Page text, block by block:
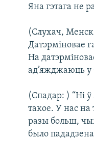
Яна гэтага не
(Слухач, Менск:
Датэрміновае
На
ад’яжджаюць у
(Спадар: ) “Ні ў
такое. У нас на
разы больш,
было